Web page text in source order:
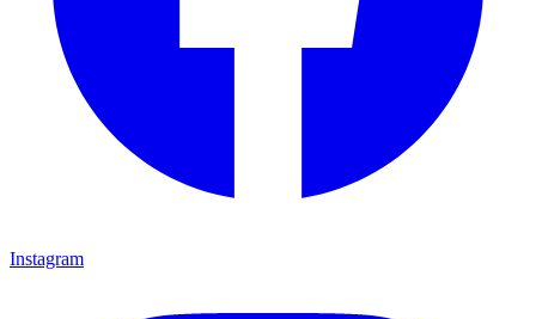
Instagram